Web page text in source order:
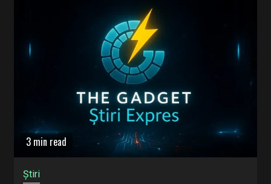
3 min read
Știri